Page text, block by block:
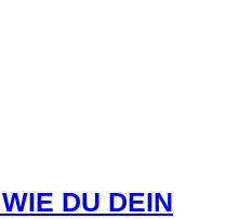
DU DEIN